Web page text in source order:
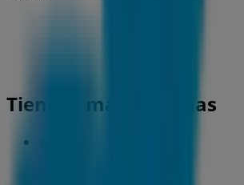
Tiendas más cercanas